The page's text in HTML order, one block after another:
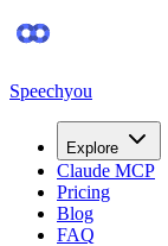
Speechyou
Explore
Claude MCP
Pricing
Blog
FAQ